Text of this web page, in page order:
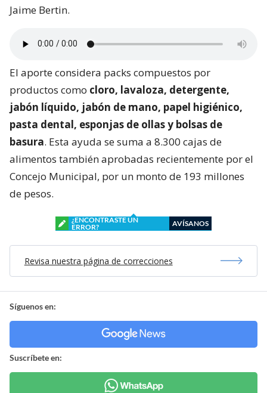
Jaime Bertin.
El aporte considera packs compuestos por
productos como cloro, lavaloza, detergente,
jabón líquido, jabón de mano, papel higiénico,
pasta dental, esponjas de ollas y bolsas de
basura. Esta ayuda se suma a 8.300 cajas de
alimentos también aprobadas recientemente por el
Concejo Municipal, por un monto de 193 millones
de pesos.
¿ENCONTRASTE UN
ERROR?
AVÍSANOS
Revisa nuestra página de correcciones
Síguenos en:
Suscríbete en: